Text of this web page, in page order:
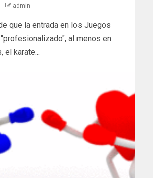
admin
que la entrada en los Juegos
al menos en
el karate...